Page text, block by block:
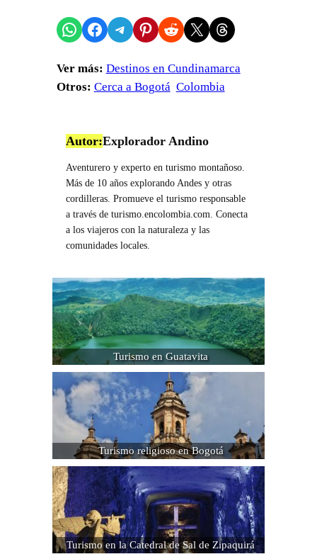
Compartir en WhatsApp
Compartir en Facebook
Compartir en Telegram
Compartir en Pinterest
Compartir en Reddit
Compartir en X Share on Threads
Ver más: Destinos en Cundinamarca
Otros: Cerca a Bogotá Colombia
Autor:Explorador Andino
Aventurero y experto en turismo montañoso.
Más de 10 años explorando Andes y otras
cordilleras. Promueve el turismo responsable
a través de turismo.encolombia.com. Conecta
a los viajeros con la naturaleza y las
comunidades locales.
Turismo en Guatavita
Turismo religioso en Bogotá
Turismo en la Catedral de Sal de Zipaquirá